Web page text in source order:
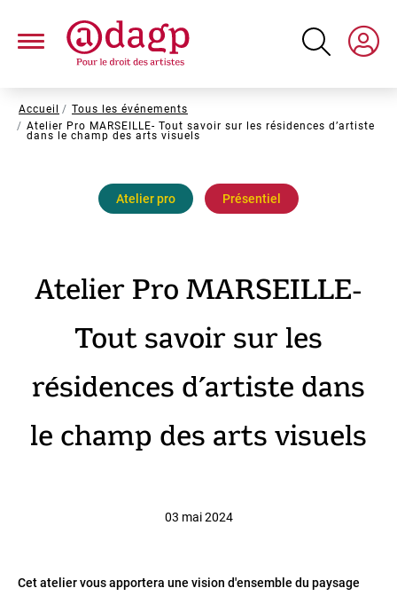
contenu
Fil
d'Ariane
Accueil
Tous les événements
Atelier Pro MARSEILLE- Tout savoir sur les résidences d’artiste
dans le champ des arts visuels
Atelier pro Présentiel
Atelier Pro MARSEILLE-
Tout savoir sur les
résidences d’artiste dans
le champ des arts visuels
03 mai 2024
Cet atelier vous apportera une vision d'ensemble du paysage